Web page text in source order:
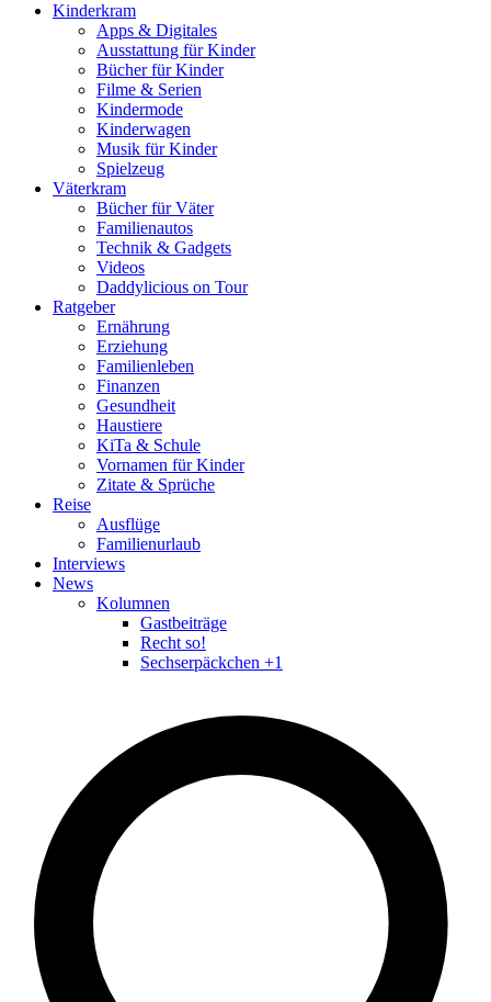
Kinderkram
Apps & Digitales
Ausstattung für Kinder
Bücher für Kinder
Filme & Serien
Kindermode
Kinderwagen
Musik für Kinder
Spielzeug
Väterkram
Bücher für Väter
Familienautos
Technik & Gadgets
Videos
Daddylicious on Tour
Ratgeber
Ernährung
Erziehung
Familienleben
Finanzen
Gesundheit
Haustiere
KiTa & Schule
Vornamen für Kinder
Zitate & Sprüche
Reise
Ausflüge
Familienurlaub
Interviews
News
Kolumnen
Gastbeiträge
Recht so!
Sechserpäckchen +1